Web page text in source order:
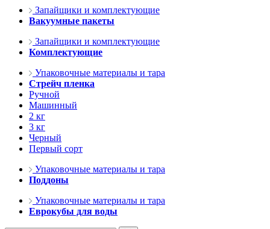
Запайщики и комплектующие
Вакуумные пакеты
Запайщики и комплектующие
Комплектующие
Упаковочные материалы и тара
Стрейч пленка
Ручной
Машинный
2 кг
3 кг
Черный
Первый сорт
Упаковочные материалы и тара
Поддоны
Упаковочные материалы и тара
Еврокубы для воды